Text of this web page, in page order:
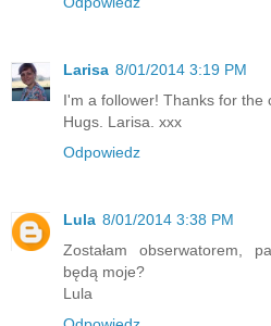
Larisa 8/01/2014 3:19 PM
I'm a follower! Thanks for the
Hugs. Larisa. xxx
Odpowiedz
Lula 8/01/2014 3:38 PM
Zostałam obserwatorem,
będą moje?
Lula